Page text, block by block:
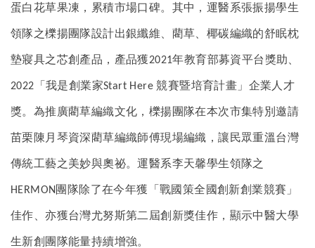
蛋白花草果凍，累積市場口碑。其中，運醫系張振揚學生
領隊之櫟揚團隊設計出銀纖維、藺草、椰碳編織的舒眠枕
墊寢具之芯創產品，產品獲2021年教育部募資平台獎助、
2022 「我是創業家Start Here競賽暨培育計畫」企業人才
獎。為推廣藺草編織文化，櫟揚團隊在本次市集特別邀請
苗栗陳月琴資深藺草編織師傅現場編織，讓民眾重溫台灣
傳統工藝之美妙與奧祕。運醫系李天馨學生領隊之
HERMON 團隊除了在今年獲「戰國策全國創新創業競賽」
佳作、亦獲台灣尤努斯第二屆創新獎佳作，顯示中醫大學
生新創團隊能量持續增強。